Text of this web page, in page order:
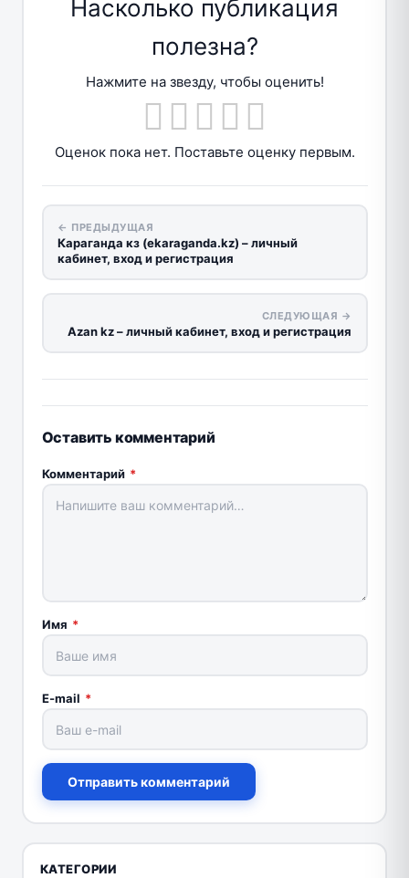
Насколько публикация
полезна?
Нажмите на звезду, чтобы оценить!
Оценок пока нет. Поставьте оценку первым.
← ПРЕДЫДУЩАЯ
Караганда кз (ekaraganda.kz) – личный
кабинет, вход и регистрация
СЛЕДУЮЩАЯ →
Azan kz – личный кабинет, вход и регистрация
Оставить комментарий
Комментарий *
Имя *
E-mail *
Отправить комментарий
КАТЕГОРИИ